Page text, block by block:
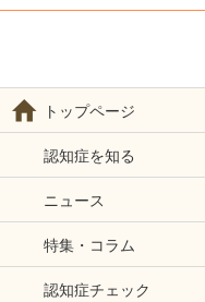
トップページ
認知症を知る
ニュース
特集・コラム
認知症チェック